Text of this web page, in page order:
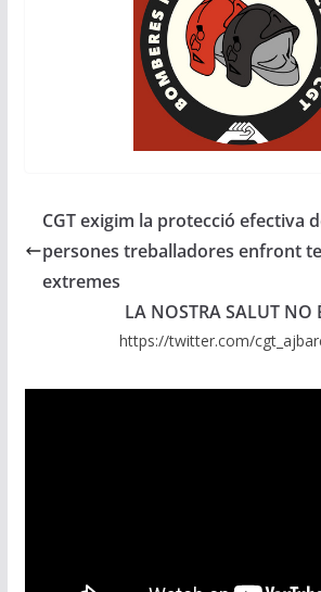
CGT exigim la protecció efectiva
persones treballadores enfront
extremes
LA NOSTRA SALUT NO
https://twitter.com/